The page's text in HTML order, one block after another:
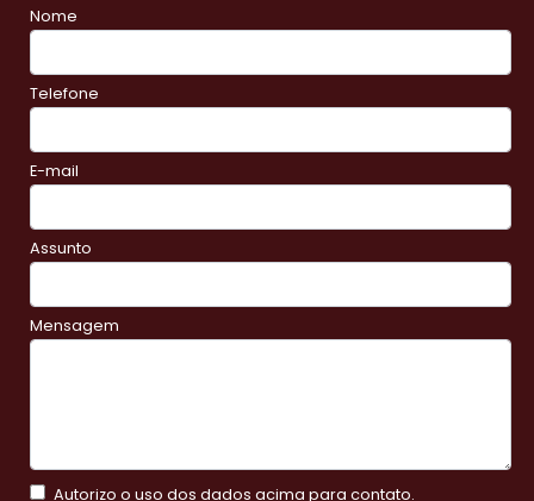
Nome
Telefone
E-mail
Assunto
Mensagem
Autorizo o uso dos dados acima para contato.